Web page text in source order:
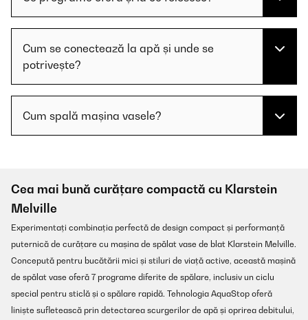
Cum se conectează la apă și unde se
potrivește?
Cum spală mașina vasele?
Cea mai bună curățare compactă cu Klarstein
Melville
Experimentați combinația perfectă de design compact și performanță
puternică de curățare cu mașina de spălat vase de blat Klarstein Melville.
Concepută pentru bucătării mici și stiluri de viață active, această mașină
de spălat vase oferă 7 programe diferite de spălare, inclusiv un ciclu
special pentru sticlă și o spălare rapidă. Tehnologia AquaStop oferă
liniște sufletească prin detectarea scurgerilor de apă și oprirea debitului,